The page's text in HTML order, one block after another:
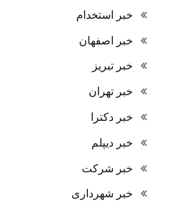
خبر استخدام
خبر اصفهان
خبر تبریز
خبر تهران
خبر دکترا
خبر دیپلم
خبر شرکت
خبر شهرداری